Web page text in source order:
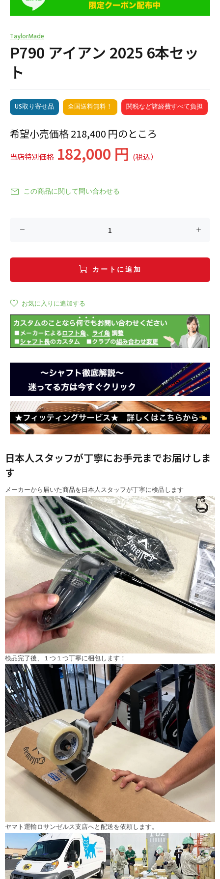
TaylorMade
P790 アイアン 2025 6本セッ
ト
US取り寄せ品 全国送料無料！ 関税など諸経費すべて負担
希望小売価格 218,400 円のところ
当店特別価格 182,000 円 (税込）
この商品に関して問い合わせる
カートに追加
お気に入りに追加する
日本人スタッフが丁寧にお手元までお届けしま
す
メーカーから届いた商品を日本人スタッフが丁寧に検品します
検品完了後、１つ１つ丁寧に梱包します！
ヤマト運輸ロサンゼルス支店へと配送を依頼します。